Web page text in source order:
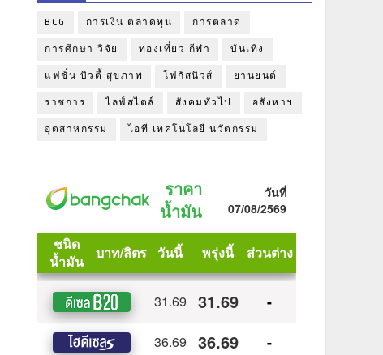
BCG การเงิน ตลาดทุน การตลาด
การศึกษา วิจัย ท่องเที่ยว กีฬา บันเทิง
แฟชั่น บิวตี้ สุขภาพ โฟกัสนิวส์ ยานยนต์
ราชการ ไลฟ์สไตล์ สังคมทั่วไป อสังหาฯ
อุตสาหกรรม ไอที เทคโนโลยี นวัตกรรม